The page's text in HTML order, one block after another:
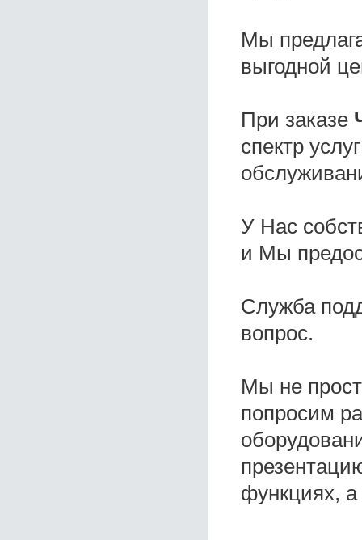
Мы
выгодной
При заказе
спектр
У Нас
и Мы
Служба
вопрос.
Мы не
попросим
функциях,